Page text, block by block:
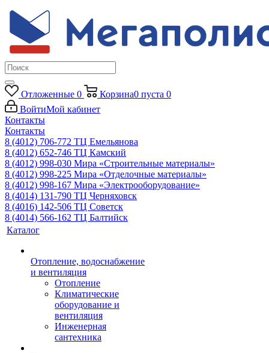
Отложенные 0 Корзина0 пуста 0
ВойтиМой кабинет
Контакты
Контакты
8 (4012) 706-772 ТЦ Емельянова
8 (4012) 652-746 ТЦ Камский
8 (4012) 998-030 Мира «Строительные материалы»
8 (4012) 998-225 Мира «Отделочные материалы»
8 (4012) 998-167 Мира «Электрооборудование»
8 (4014) 131-790 ТЦ Черняховск
8 (4016) 142-506 ТЦ Советск
8 (4014) 566-162 ТЦ Балтийск
Каталог
Отопление, водоснабжение
и вентиляция
Отопление
Климатические
оборудование и
вентиляция
Инженерная
сантехника